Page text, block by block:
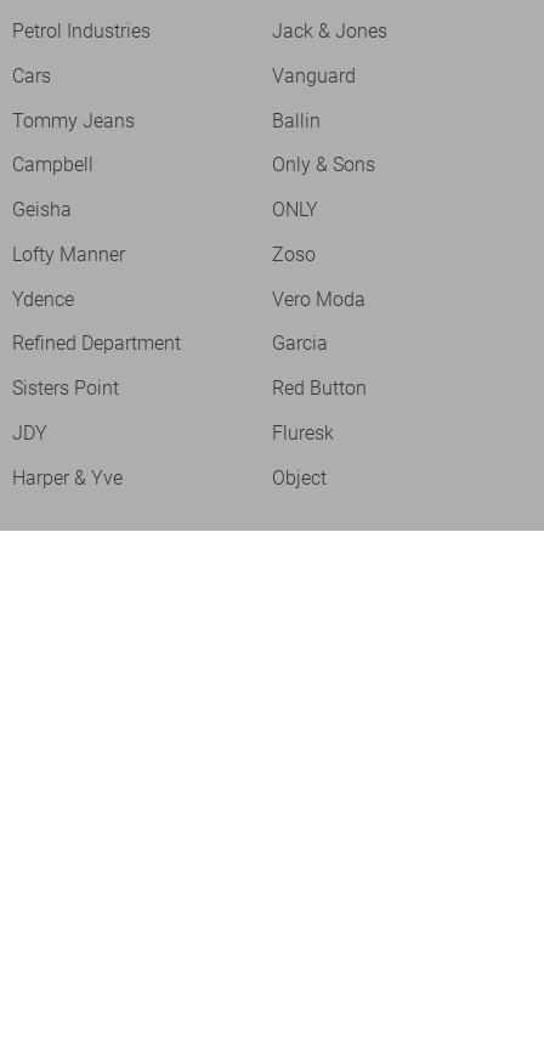
Petrol Industries
Jack & Jones
Cars
Vanguard
Tommy Jeans
Ballin
Campbell
Only & Sons
Geisha
ONLY
Lofty Manner
Zoso
Ydence
Vero Moda
Refined Department
Garcia
Sisters Point
Red Button
JDY
Fluresk
Harper & Yve
Object